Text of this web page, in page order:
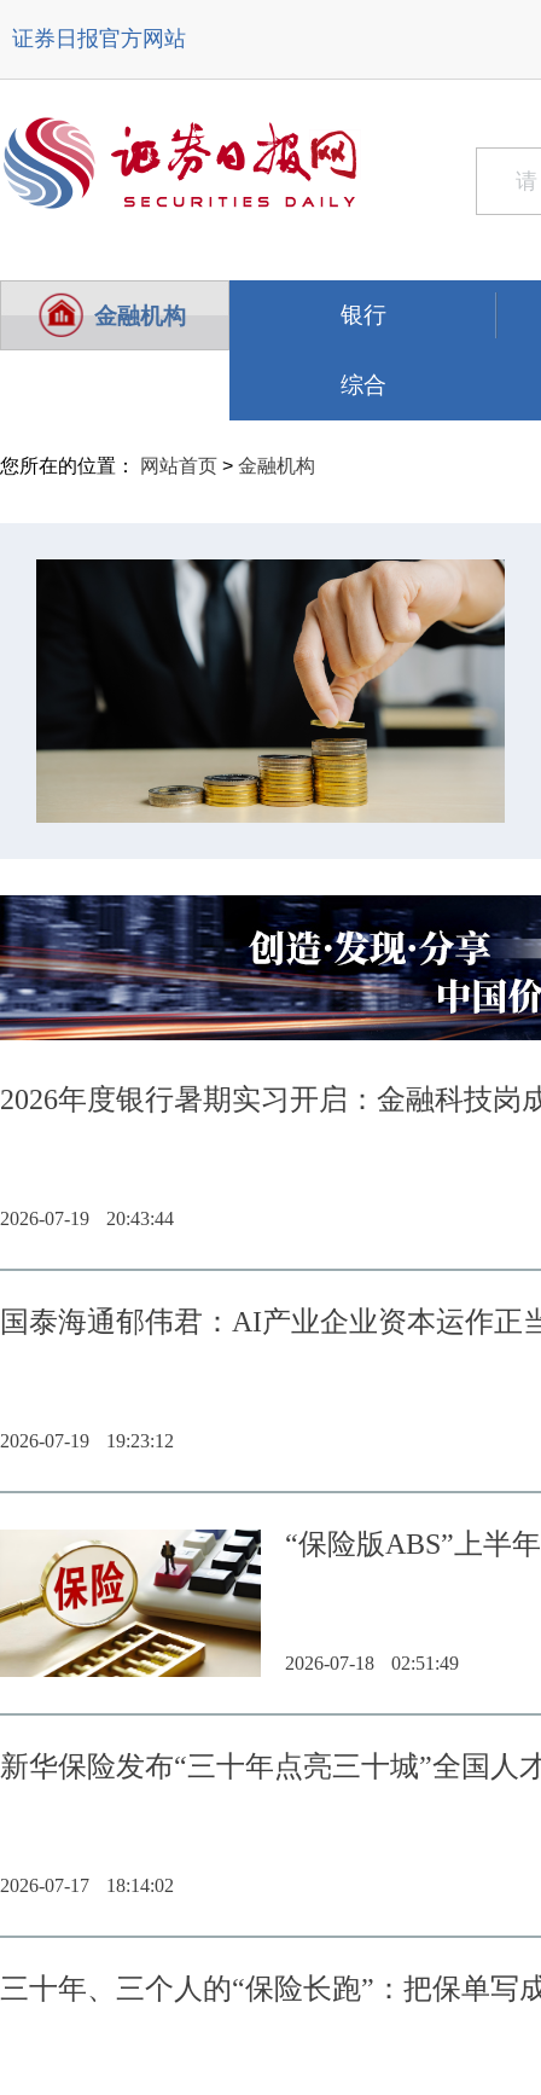
证券日报官方网站
金融机构 银行
综合
您所在的位置： 网站首页 > 金融机构
2026年度银行暑期实习开启：金融科技岗
2026-07-19 20:43:44
国泰海通郁伟君：AI产业企业资本运作正
2026-07-19 19:23:12
“保险版ABS”上半
2026-07-18 02:51:49
新华保险发布“三十年点亮三十城”全国人
2026-07-17 18:14:02
三十年、三个人的“保险长跑”：把保单写